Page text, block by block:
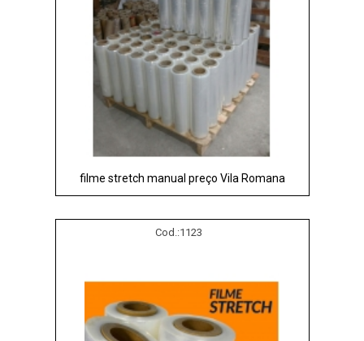
filme stretch manual preço Vila Romana
Cod.:1123